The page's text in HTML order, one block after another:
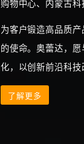
购物中心、内蒙古科
为客户锻造高品质
的使命。奥蕾达，
化，以创新前沿科技
了解更多